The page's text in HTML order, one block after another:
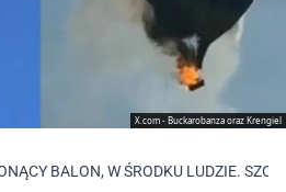
X.com - Buckarobanza oraz Krengiel
BALON, W ŚRODKU LUDZIE.